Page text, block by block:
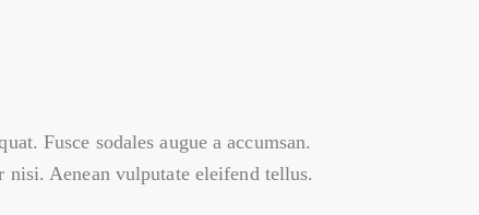
Fusce sodales augue a accumsan.
Aenean vulputate eleifend tellus.